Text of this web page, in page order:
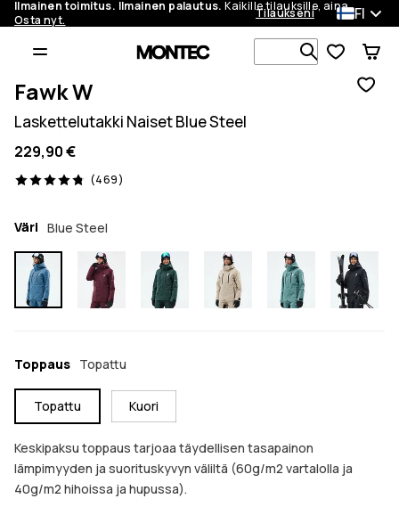
Ilmainen toimitus. Ilmainen palautus. Kaikille tilauksille, aina.
Osta nyt.
Tilaukseni FI
Etsi 1 000+
Fawk W
Laskettelutakki Naiset Blue Steel
229,90 €
(469)
469 arvostelut, 4.8/5
Väri Blue Steel
Toppaus Topattu
Topattu Kuori
Keskipaksu toppaus tarjoaa täydellisen tasapainon
lämpimyyden ja suorituskyvyn väliltä (60g/m2 vartalolla ja
40g/m2 hihoissa ja hupussa).